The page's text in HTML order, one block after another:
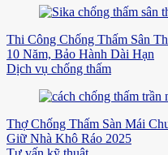
Thi Công Chống Thấm Sân
10 Năm, Bảo Hành Dài Hạn
Dịch vụ chống thấm
Thợ Chống Thấm Sàn Mái
Giữ Nhà Khô Ráo 2025